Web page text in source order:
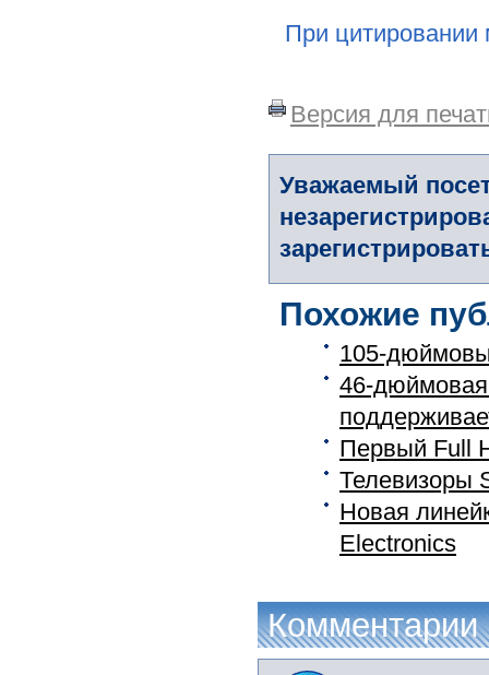
При цитировании
Версия для
Уважаемый
Похожие
105-
46-
Первый Full
Телевизоры
Новая
Electronics
Комментарии